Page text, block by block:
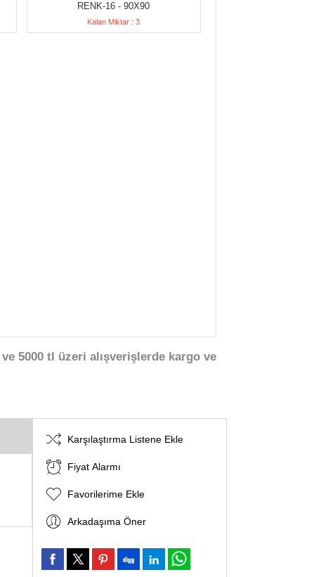
RENK-16 - 90X90
Kalan Miktar : 3
5000 tl üzeri alışverişlerde kargo ve
Karşılaştırma Listene Ekle
Fiyat Alarmı
Favorilerime Ekle
Arkadaşıma Öner